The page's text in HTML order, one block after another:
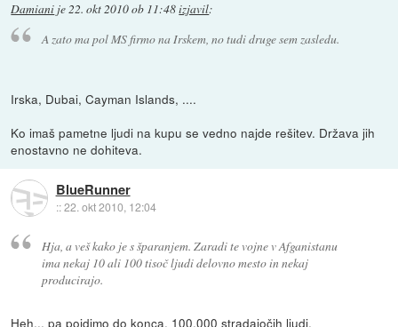
Damiani je22. okt 2010 ob 11:48izjavil:
A zato ma pol MS firmo na Irskem, no tudi druge sem zasledu.
Irska, Dubai, Cayman Islands, ....
Ko imaš pametne ljudi na kupu se vedno najde rešitev. Država jih
enostavno ne dohiteva.
BlueRunner
::22. okt 2010, 12:04
Hja, a veš kako je s šparanjem. Zaradi te vojne v Afganistanu
ima nekaj 10 ali 100 tisoč ljudi delovno mesto in nekaj
producirajo.
Heh... pa pojdimo do konca. 100.000 stradajočih ljudi,